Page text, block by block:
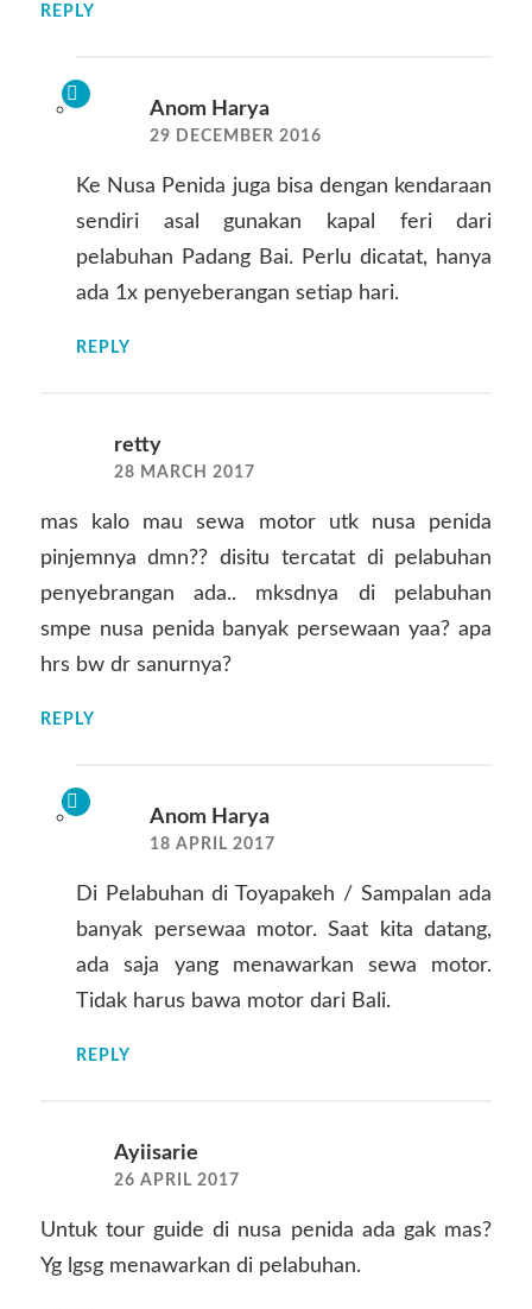
REPLY
Anom Harya
29 DECEMBER 2016
Ke Nusa Penida juga bisa dengan kendaraan
sendiri asal gunakan kapal feri dari
pelabuhan Padang Bai. Perlu dicatat, hanya
ada 1x penyeberangan setiap hari.
REPLY
retty
28 MARCH 2017
mas kalo mau sewa motor utk nusa penida
pinjemnya dmn?? disitu tercatat di pelabuhan
penyebrangan ada.. mksdnya di pelabuhan
smpe nusa penida banyak persewaan yaa? apa
hrs bw dr sanurnya?
REPLY
Anom Harya
18 APRIL 2017
Di Pelabuhan di Toyapakeh / Sampalan ada
banyak persewaa motor. Saat kita datang,
ada saja yang menawarkan sewa motor.
Tidak harus bawa motor dari Bali.
REPLY
Ayiisarie
26 APRIL 2017
Untuk tour guide di nusa penida ada gak mas?
Yg lgsg menawarkan di pelabuhan.